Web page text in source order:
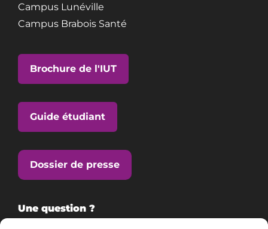
Campus Lunéville
Campus Brabois Santé
Brochure de l'IUT
Guide étudiant
Dossier de presse
Une question ?